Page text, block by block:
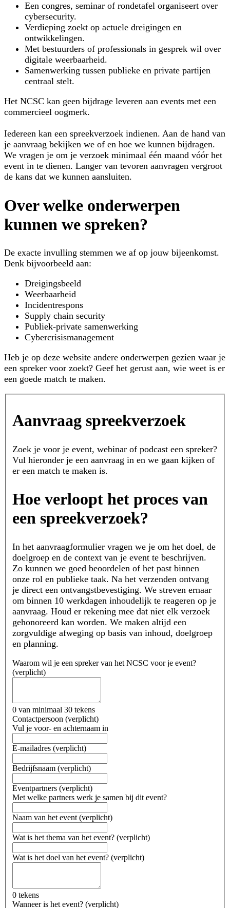
Een congres, seminar of rondetafel organiseert over
cybersecurity.
Verdieping zoekt op actuele dreigingen en
ontwikkelingen.
Met bestuurders of professionals in gesprek wil over
digitale weerbaarheid.
Samenwerking tussen publieke en private partijen
centraal stelt.
Het NCSC kan geen bijdrage leveren aan events met een
commercieel oogmerk.
Iedereen kan een spreekverzoek indienen. Aan de hand van
je aanvraag bekijken we of en hoe we kunnen bijdragen.
We vragen je om je verzoek minimaal één maand vóór het
event in te dienen. Langer van tevoren aanvragen vergroot
de kans dat we kunnen aansluiten.
Over welke onderwerpen
kunnen we spreken?
De exacte invulling stemmen we af op jouw bijeenkomst.
Denk bijvoorbeeld aan:
Dreigingsbeeld
Weerbaarheid
Incidentrespons
Supply chain security
Publiek-private samenwerking
Cybercrisismanagement
Heb je op deze website andere onderwerpen gezien waar je
een spreker voor zoekt? Geef het gerust aan, wie weet is er
een goede match te maken.
Aanvraag spreekverzoek
Zoek je voor je event, webinar of podcast een spreker?
Vul hieronder je een aanvraag in en we gaan kijken of
er een match te maken is.
Hoe verloopt het proces van
een spreekverzoek?
In het aanvraagformulier vragen we je om het doel, de
doelgroep en de context van je event te beschrijven.
Zo kunnen we goed beoordelen of het past binnen
onze rol en publieke taak. Na het verzenden ontvang
je direct een ontvangstbevestiging. We streven ernaar
om binnen 10 werkdagen inhoudelijk te reageren op je
aanvraag. Houd er rekening mee dat niet elk verzoek
gehonoreerd kan worden. We maken altijd een
zorgvuldige afweging op basis van inhoud, doelgroep
en planning.
Waarom wil je een spreker van het NCSC voor je event?
(verplicht)
0 van minimaal 30 tekens
Contactpersoon (verplicht)
Vul je voor- en achternaam in
E-mailadres (verplicht)
Bedrijfsnaam (verplicht)
Eventpartners (verplicht)
Met welke partners werk je samen bij dit event?
Naam van het event (verplicht)
Wat is het thema van het event? (verplicht)
Wat is het doel van het event? (verplicht)
0 tekens
Wanneer is het event? (verplicht)